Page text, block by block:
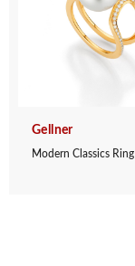
Gellner
Modern Classics Ring